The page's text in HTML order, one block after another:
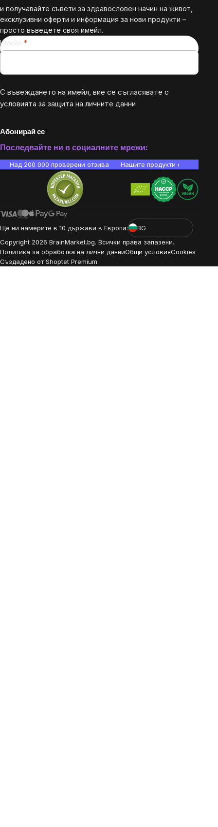
и получавайте съвети за здравословен начин на живот,
ексклузивни оферти и информация за нови продукти –
просто въведете своя имейл.
Имейл
С въвеждането на имейл, вие се съгласявате с
условията за защита на личните данни
Абонирай се
Последвайте ни в социалните мрежи:
Над 200 000 проверени отзива Нашите продукти са
Ще ни намерите в 10 държави в Европа:
BG
Copyright 2026 BrainMarket.bg. Всички права запазени.
Политика за обработка на лични данниОбщи условияCookies
Създадено от Shoptet Premium